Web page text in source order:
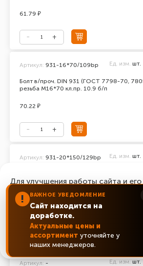
61.79 ₽
Болт в/проч. DIN 931 (ГОСТ 7798-70,
резьба М16*70 кл.пр. 10.9 б/п
Артикул: 931-16*70/109bp Ед. изм. шт.
70.22 ₽
резьба М20*150 кл.пр. 12.9 б/п
Артикул: 931-20*150/129bp Ед. изм. шт.
последняя цена:
493.92 ₽
Уточнить цену
Артикул: - Ед. изм. шт.
! ВАЖНОЕ УВЕДОМЛЕНИЕ
Сайт находится на
доработке.
Актуальные цены и
ассортимент уточняйте у
наших менеджеров.
Для улучшения работы сайта и
пользователями мы используем
согласиться с нашим
нажмите “Ок, понятно!”
ОК, понятно!